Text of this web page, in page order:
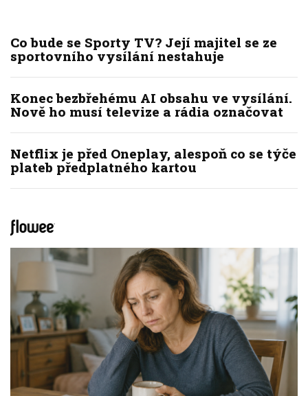
Co bude se Sporty TV? Její majitel se ze
sportovního vysílání nestahuje
Konec bezbřehému AI obsahu ve vysílání.
Nově ho musí televize a rádia označovat
Netflix je před Oneplay, alespoň co se týče
plateb předplatného kartou